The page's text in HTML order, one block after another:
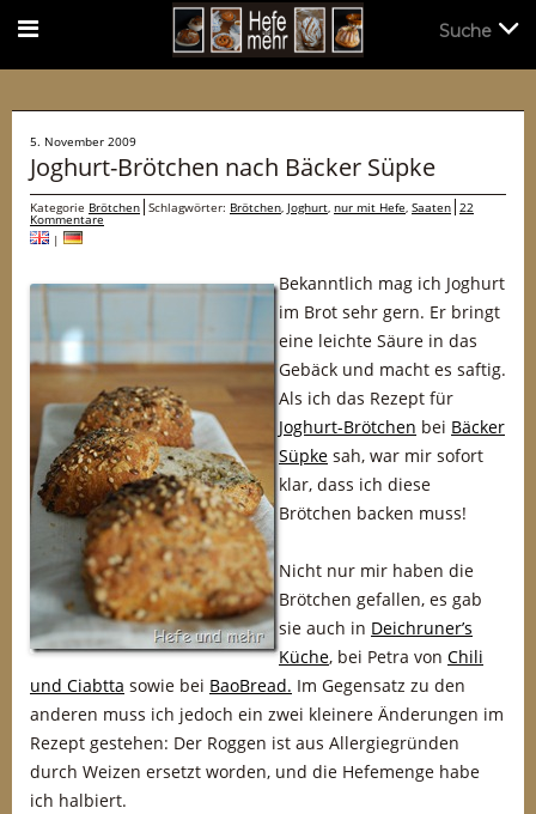
5. November 2009
Joghurt-Brötchen nach Bäcker Süpke
Kategorie Brötchen Schlagwörter: Brötchen, Joghurt, nur mit Hefe, Saaten 22
Kommentare
|
Bekanntlich mag ich Joghurt
im Brot sehr gern. Er bringt
eine leichte Säure in das
Gebäck und macht es saftig.
Als ich das Rezept für
Joghurt-Brötchen bei Bäcker
Süpke sah, war mir sofort
klar, dass ich diese
Brötchen backen muss!
Nicht nur mir haben die
Brötchen gefallen, es gab
sie auch in Deichruner’s
Küche, bei Petra von Chili
und Ciabtta sowie bei BaoBread. Im Gegensatz zu den
anderen muss ich jedoch ein zwei kleinere Änderungen im
Rezept gestehen: Der Roggen ist aus Allergiegründen
durch Weizen ersetzt worden, und die Hefemenge habe
ich halbiert.
Suche
Suche